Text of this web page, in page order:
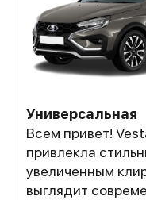
Универсальная
Всем привет!
привлекла
увеличенным
выглядит